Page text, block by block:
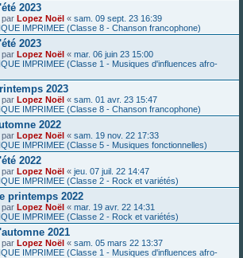
2023
par Lopez Noël « sam. 09 sept. 23 16:39
IMPRIMEE (Classe 8 - Chanson francophone)
2023
par Lopez Noël « mar. 06 juin 23 15:00
IMPRIMEE (Classe 1 - Musiques d'influences afro-
2023
par Lopez Noël « sam. 01 avr. 23 15:47
IMPRIMEE (Classe 8 - Chanson francophone)
2022
par Lopez Noël « sam. 19 nov. 22 17:33
IMPRIMEE (Classe 5 - Musiques fonctionnelles)
2022
par Lopez Noël « jeu. 07 juil. 22 14:47
IMPRIMEE (Classe 2 - Rock et variétés)
printemps 2022
par Lopez Noël « mar. 19 avr. 22 14:31
IMPRIMEE (Classe 2 - Rock et variétés)
2021
par Lopez Noël « sam. 05 mars 22 13:37
IMPRIMEE (Classe 1 - Musiques d'influences afro-